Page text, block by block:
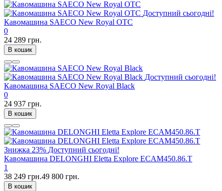
Доступний сьогодні!
Кавомашина SAECO New Royal OTC
0
24 289 грн.
В кошик
Доступний сьогодні!
Кавомашина SAECO New Royal Black
0
24 937 грн.
В кошик
Знижка 23% Доступний сьогодні!
Кавомашина DELONGHI Eletta Explore ECAM450.86.T
1
38 249 грн.49 800 грн.
В кошик